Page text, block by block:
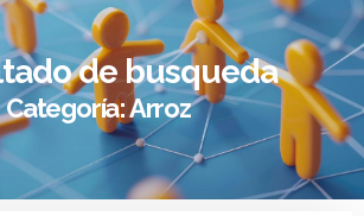
de busqueda
Categoría: Arroz